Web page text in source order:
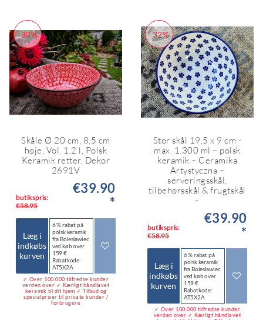
-32%
Skåle Ø 20 cm, 8,5 cm
høje, Vol. 1,2 l, Polsk
Keramik retter, Dekor
2691V
butikspris:
€58.95
€39.90
*
Læg i
indkøbs
kurven
6 % rabat på
polsk keramik
fra Bolesławiec
ved køb over
159 €
Rabatkode:
AT5X2A
✓ Over 100.000 tilfredse kunder
verden over ✓ Kærligt håndlavet
keramik til dit hjem ✓ Tilbud og
specialpriser til private kunder /
forbrugere
-32%
Stor skål 19,5 x 9 cm -
max. 1.300 ml – polsk
keramik – Ceramika
Artystyczna –
serveringsskål,
tilbehørsskål & frugtskål
-
butikspris:
€58.95
€39.90
*
Læg i
indkøbs
kurven
6 % rabat på
polsk keramik
fra Bolesławiec
ved køb over
159 €
Rabatkode:
AT5X2A
✓ Over 100.000 tilfredse kunder
verden over ✓ Kærligt håndlavet